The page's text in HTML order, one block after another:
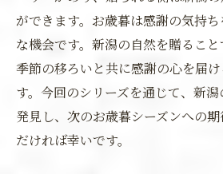
ができます。お歳暮は感謝の気持
な機会です。新潟の自然を贈るこ
季節の移ろいと共に感謝の心を届
す。今回のシリーズを通じて、新
発見し、次のお歳暮シーズンへの
だければ幸いです。